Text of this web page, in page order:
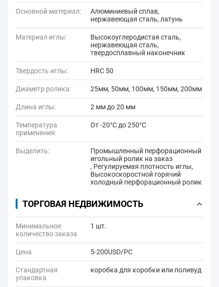
Основной материал:
Алюминиевый сплав,
нержавеющая сталь, латунь
Материал иглы:
Высокоуглеродистая сталь,
нержавеющая сталь,
твердосплавный наконечник
Твердость иглы: HRC 50
Диаметр ролика: 25мм, 50мм, 100мм, 150мм, 200мм
Длина иглы: 2 мм до 20 мм
Температура
применения:
От -20°С до 250°С
Выделить:
Промышленный перфорационный
игольный ролик на заказ
, Регулируемая плотность иглы,
Высокоскоростной горячий
холодный перфорационный ролик
ТОРГОВАЯ НЕДВИЖИМОСТЬ
Минимальное
количество заказа
1 шт.
Цена 5-200USD/PC
Стандартная
упаковка
коробка для коробки или поливуд